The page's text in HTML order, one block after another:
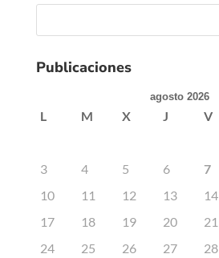
Publicaciones
agosto 2026
L M X J V
3
4 5 6 7
10
11 12 13 14
17
18 19 20 21
24
25 26 27 28